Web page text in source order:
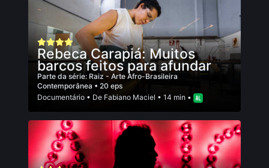
Rebeca Carapiá: Muitos
barcos feitos para afundar
Parte da série: Raiz - Arte Afro-Brasileira
Contemporânea • 20 eps
Documentário • De Fabiano Maciel • 14 min •